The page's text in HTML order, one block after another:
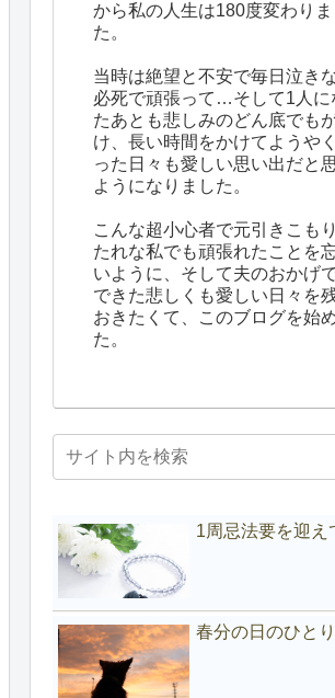
から私の人生は180度変わりま
た。
当時は絶望と不安で毎日泣き
必死で頑張って…そして1人に
たあとも悲しみのどん底でも
け、長い時間をかけてようや
った日々も愛しい思い出だと
ようになりました。
こんな超小心者で元引きこも
たれな私でも頑張れたことを
いように、そして夫のおかげ
できた悲しくも愛しい日々を
おきたくて、このブログを始
た。
1周忌法要を迎え
春分の日のひと